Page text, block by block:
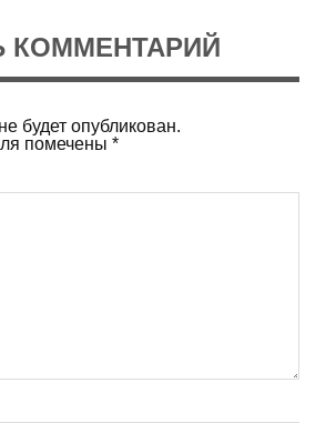
КОММЕНТАРИЙ
будет опубликован.
помечены *